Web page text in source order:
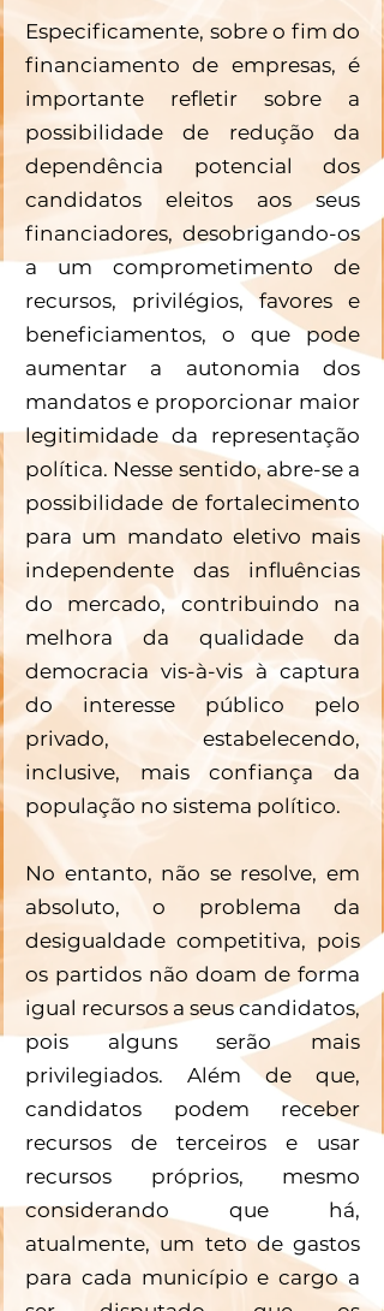
Especificamente, sobre o fim do
financiamento de empresas, é
importante refletir sobre a
possibilidade de redução da
dependência potencial dos
candidatos eleitos aos seus
financiadores, desobrigando-os
a um comprometimento de
recursos, privilégios, favores e
beneficiamentos, o que pode
aumentar a autonomia dos
mandatos e proporcionar maior
legitimidade da representação
política. Nesse sentido, abre-se a
possibilidade de fortalecimento
para um mandato eletivo mais
independente das influências
do mercado, contribuindo na
melhora da qualidade da
democracia vis-à-vis à captura
do interesse público pelo
privado, estabelecendo,
inclusive, mais confiança da
população no sistema político.
No entanto, não se resolve, em
absoluto, o problema da
desigualdade competitiva, pois
os partidos não doam de forma
igual recursos a seus candidatos,
pois alguns serão mais
privilegiados. Além de que,
candidatos podem receber
recursos de terceiros e usar
recursos próprios, mesmo
considerando que há,
atualmente, um teto de gastos
para cada município e cargo a